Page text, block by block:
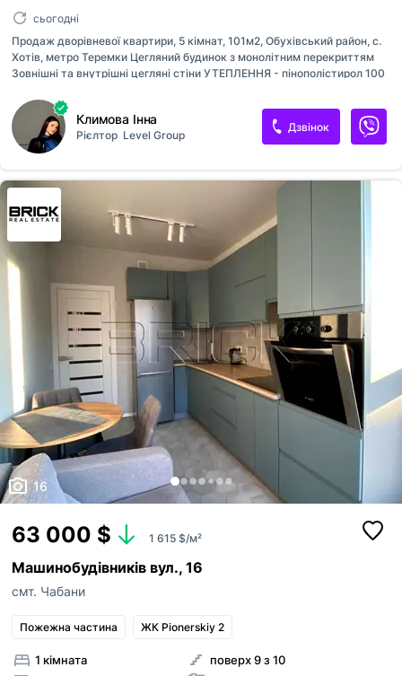
сьогодні
Продаж дворівневої квартири, 5 кімнат, 101м2, Обухівський район, с.
Хотів, метро Теремки Цегляний будинок з монолітним перекриттям
Зовнішні та внутрішні цегляні стіни УТЕПЛЕННЯ - пінополістирол 100
(котел) ВОДОПОСТАЧАННЯ - власна скважина КАНАЛІЗАЦІЯ -
центральна ВІКНА - металопластикові 5-ти камерні з
енергозберігаючим склопакетом ЛІФТИ — грузопасажирські
ЛІЧИЛЬНИКИ - газ, вода, електрика КОМОРИ від 3 до 5 м₴ в цоколі
будинку Переваги: ЛОКАЦІЯ - на авто 15 хв. до м.Теремки та 30 хв. до
центру міста 5 хв. парк Феофанія (152 га) та Хотівський ліс (160 га)
ІНК...
Климова Інна
Рієлтор Level Group
Дзвінок
16
63 000 $ 1 615 $/м²
Машинобудівників вул., 16
смт. Чабани
Пожежна частина ЖК Pionerskiy 2
1 кімната
поверх 9 з 10